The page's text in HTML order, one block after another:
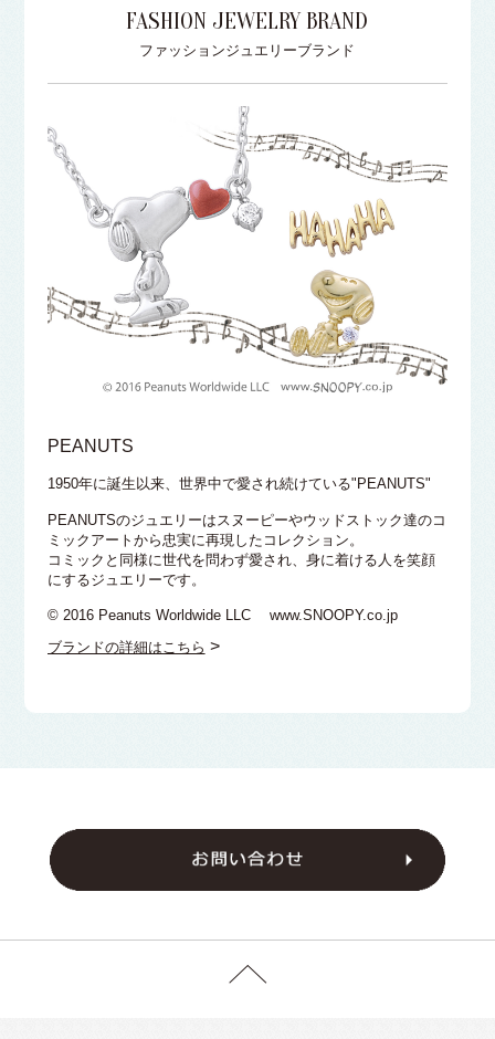
FASHION JEWELRY BRAND
ファッションジュエリーブランド
PEANUTS
1950年に誕生以来、世界中で愛され続けている"PEANUTS"
PEANUTSのジュエリーはスヌーピーやウッドストック達のコ
ミックアートから忠実に再現したコレクション。
コミックと同様に世代を問わず愛され、身に着ける人を笑顔
にするジュエリーです。
© 2016 Peanuts Worldwide LLC www.SNOOPY.co.jp
ブランドの詳細はこちら >